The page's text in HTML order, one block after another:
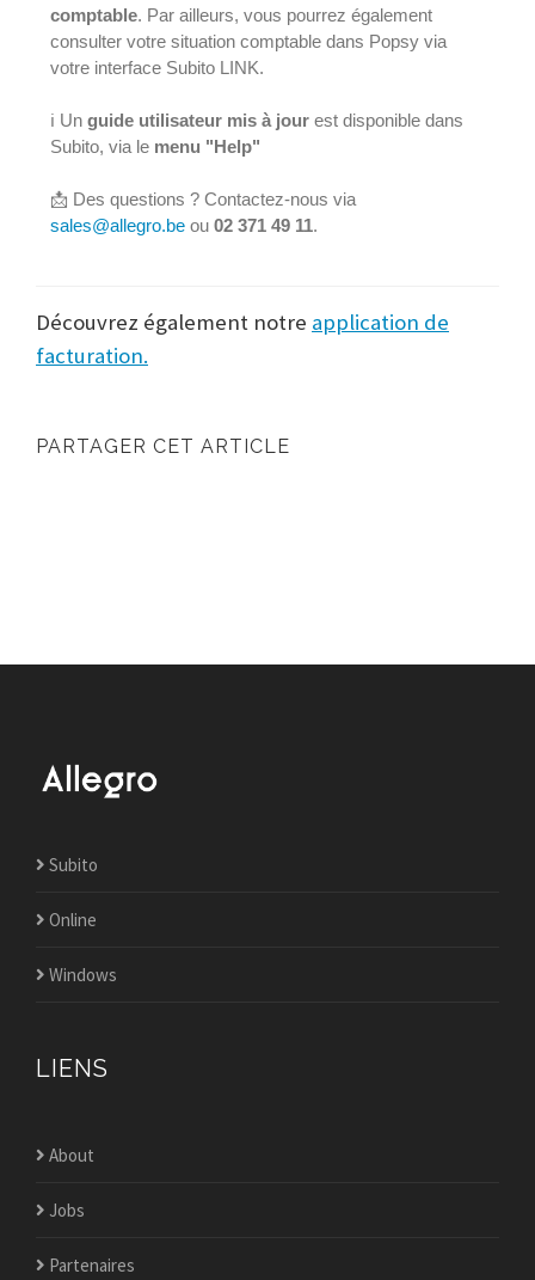
comptable. Par ailleurs, vous pourrez également
consulter votre situation comptable dans Popsy via
votre interface Subito LINK.
ℹ️ Un guide utilisateur mis à jour est disponible dans
Subito, via le menu "Help"
📩 Des questions ? Contactez-nous via
sales@allegro.be ou 02 371 49 11.
Découvrez également notre application de
facturation.
PARTAGER CET ARTICLE
Subito
Online
Windows
LIENS
About
Jobs
Partenaires